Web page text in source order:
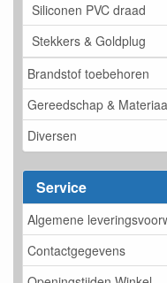
Siliconen PVC draad
Stekkers & Goldplug
Brandstof toebehoren
Gereedschap &
Diversen
Service
Algemene
Contactgegevens